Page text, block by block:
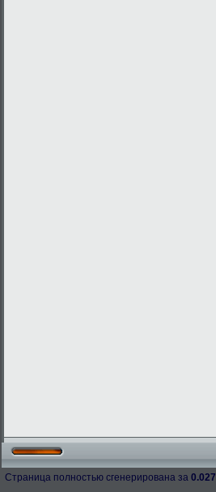
Страница полностью сгенерирована за 0.027